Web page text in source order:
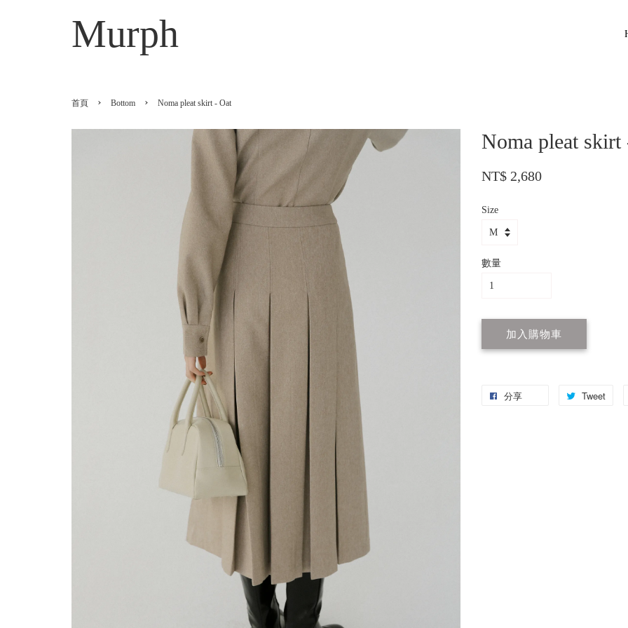
Murph
首頁 › Bottom › Noma pleat skirt - Oat
Noma pleat skirt
NT$ 2,680
Size
數量
加入購物車
分享 Tweet